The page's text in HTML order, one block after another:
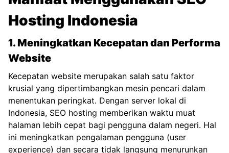
Hosting Indonesia
1. Meningkatkan Kecepatan dan Performa
Website
Kecepatan website merupakan salah satu faktor
krusial yang dipertimbangkan mesin pencari dalam
menentukan peringkat. Dengan server lokal di
Indonesia, SEO hosting memberikan waktu muat
halaman lebih cepat bagi pengguna dalam negeri. Hal
ini meningkatkan pengalaman pengguna (user
experience) dan secara tidak langsung menurunkan